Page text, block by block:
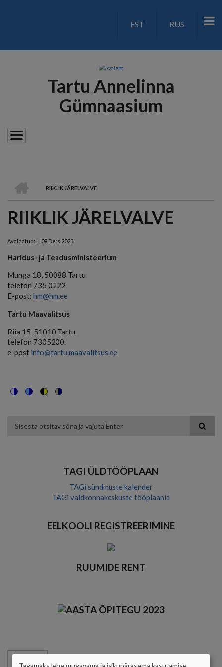
LANGUAGE
EST RUS
Tartu Annelinna
Gümnaasium
LEIVAPURU
RIIKLIK JÄRELVALVE
RIIKLIK JÄRELVALVE
Avaldatud: L, 09 Dets 2023
Haridus- ja Teadusministeerium
Munga 18, 50088 Tartu
telefon 735 0222
E-post: hm@hm.ee
Tartu Maavalitsus
Riia 15, 51010 Tartu.
telefon 7305200.
e-post info@tartu.maavalitsus.ee
color
high
soft
theme
TAGI ÜLDTÖÖPLAAN
TAGi sündmuste kalender
TAGi valdkonnakeskuste tööplaanid
EELKOOLI REGISTREERIMINE
RUUMIDE RENT
Tagamaks lehe mugavama ja isikupärasema kasutamise,